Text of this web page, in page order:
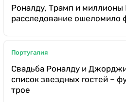
Роналду, Трамп и
расследование ошеломило
Португалия
Свадьба Роналду и
список звездных гостей –
трое